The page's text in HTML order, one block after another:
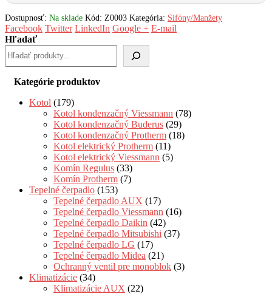
Dostupnosť: Na sklade Kód: Z0003 Kategória: Sifóny/Manžety
Facebook Twitter LinkedIn Google + E-mail
Hľadať
Kategórie produktov
Kotol (179)
Kotol kondenzačný Viessmann (78)
Kotol kondenzačný Buderus (29)
Kotol kondenzačný Protherm (18)
Kotol elektrický Protherm (11)
Kotol elektrický Viessmann (5)
Komín Regulus (33)
Komín Protherm (7)
Tepelné čerpadlo (153)
Tepelné čerpadlo AUX (17)
Tepelné čerpadlo Viessmann (16)
Tepelné čerpadlo Daikin (42)
Tepelné čerpadlo Mitsubishi (37)
Tepelné čerpadlo LG (17)
Tepelné čerpadlo Midea (21)
Ochranný ventil pre monoblok (3)
Klimatizácie (34)
Klimatizácie AUX (22)